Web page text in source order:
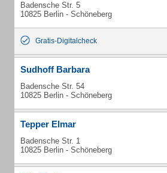
Badensche Str. 5
10825 Berlin - Schöneberg
Gratis-Digitalcheck
Sudhoff Barbara
Badensche Str. 54
10825 Berlin - Schöneberg
Tepper Elmar
Badensche Str. 1
10825 Berlin - Schöneberg